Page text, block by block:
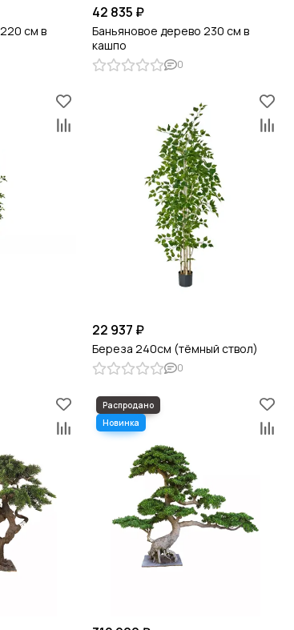
см в
42 835 ₽
Баньяновое дерево 230 см в
кашпо
0
22 937 ₽
Береза 240см (тёмный ствол)
0